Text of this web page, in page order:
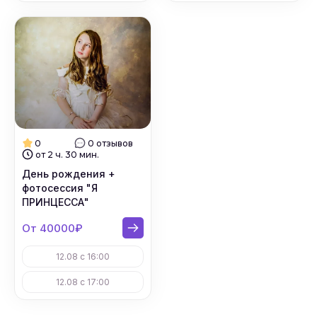
0
0 отзывов
от 2 ч. 30 мин.
День рождения +
фотосессия "Я
ПРИНЦЕССА"
От 40000₽
12.08 с 16:00
12.08 с 17:00